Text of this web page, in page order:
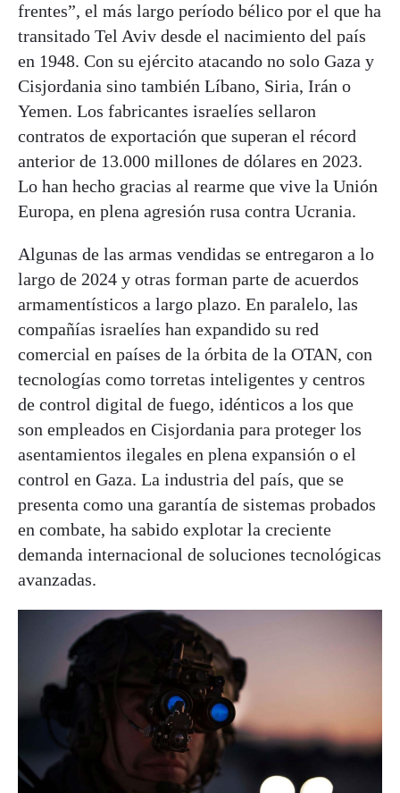
frentes”, el más largo período bélico por el que ha
transitado Tel Aviv desde el nacimiento del país
en 1948. Con su ejército atacando no solo Gaza y
Cisjordania sino también Líbano, Siria, Irán o
Yemen. Los fabricantes israelíes sellaron
contratos de exportación que superan el récord
anterior de 13.000 millones de dólares en 2023.
Lo han hecho gracias al rearme que vive la Unión
Europa, en plena agresión rusa contra Ucrania.
Algunas de las armas vendidas se entregaron a lo
largo de 2024 y otras forman parte de acuerdos
armamentísticos a largo plazo. En paralelo, las
compañías israelíes han expandido su red
comercial en países de la órbita de la OTAN, con
tecnologías como torretas inteligentes y centros
de control digital de fuego, idénticos a los que
son empleados en Cisjordania para proteger los
asentamientos ilegales en plena expansión o el
control en Gaza. La industria del país, que se
presenta como una garantía de sistemas probados
en combate, ha sabido explotar la creciente
demanda internacional de soluciones tecnológicas
avanzadas.